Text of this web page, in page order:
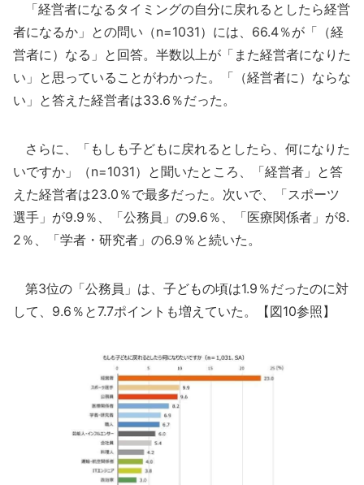
「経営者になるタイミングの自分に戻れるとしたら経営
者になるか」との問い（n=1031）には、66.4％が「（経
営者に）なる」と回答。半数以上が「また経営者になりた
い」と思っていることがわかった。「（経営者に）ならな
い」と答えた経営者は33.6％だった。
さらに、「もしも子どもに戻れるとしたら、何になりた
いですか」（n=1031）と聞いたところ、「経営者」と答
えた経営者は23.0％で最多だった。次いで、「スポーツ
選手」が9.9％、「公務員」の9.6％、「医療関係者」が8.
2％、「学者・研究者」の6.9％と続いた。
第3位の「公務員」は、子どもの頃は1.9％だったのに対
して、9.6％と7.7ポイントも増えていた。【図10参照】